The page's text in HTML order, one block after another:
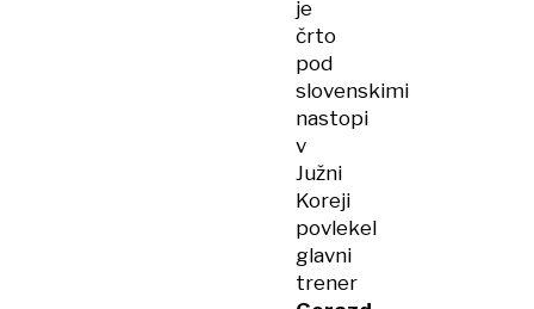
je
črto
pod
slovenskimi
nastopi
v
Južni
Koreji
povlekel
glavni
trener